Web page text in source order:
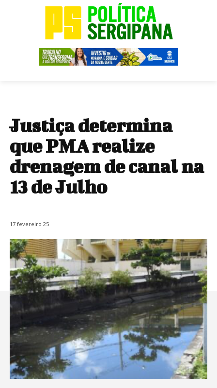
Justiça determina
que PMA realize
drenagem de canal na
13 de Julho
17 fevereiro 25